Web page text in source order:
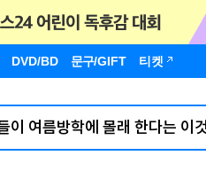
DVD/BD 문구/GIFT 티켓